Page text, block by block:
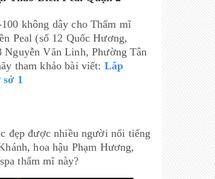
không dây cho Thẩm mĩ
Peal (số 12 Quốc Hương,
Văn Linh, Phường Tân
tham khảo bài viết: Lắp
1
đẹp được nhiều người nổi tiếng
hoa hậu Phạm Hương,
thẩm mĩ này?